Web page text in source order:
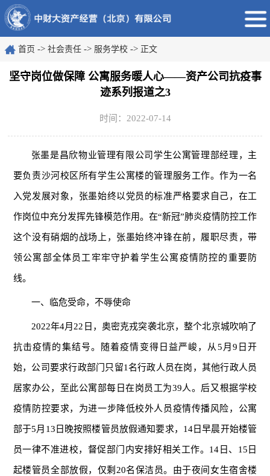
首页 -> 社会责任 -> 服务学校 -> 正文
坚守岗位做保障 公寓服务暖人心——资产公司抗疫事
迹系列报道之3
时间：2022-07-14
张墨是昌欣物业管理有限公司学生公寓管理部经理，主
要负责沙河校区所有学生公寓楼的管理服务工作。作为一名
入党发展对象，张墨始终以党员的标准严格要求自己，在工
作岗位中充分发挥先锋模范作用。在“新冠”肺炎疫情防控工作
这个没有硝烟的战场上，张墨始终冲锋在前，履职尽责，带
领公寓部全体员工牢牢守护着学生公寓疫情防控的重要防
线。
一、临危受命，不辱使命
2022年4月22日，奥密克戎突袭北京，整个北京城吹响了
抗击疫情的集结号。随着疫情变得日益严峻，从5月9日开
始，公司要求行政部门只留1名行政人员在岗，其他行政人员
居家办公，至此公寓部每日在岗员工为39人。后又根据学校
疫情防控要求，为进一步降低校外人员疫情传播风险，公寓
部于5月13日晚按照楼管员放假通知要求，14日早晨开始楼管
员一律不准进校，督促部门内安排好相关工作。14日、15日
起楼管员全部放假，仅剩20名保洁员。由于夜间女生宿舍楼